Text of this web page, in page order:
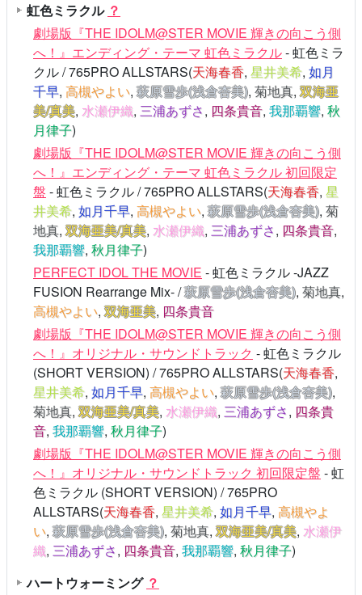
虹色ミラクル ？
劇場版『THE IDOLM@STER MOVIE 輝きの向こう側
へ！』エンディング・テーマ 虹色ミラクル- 虹色ミラ
クル / 765PRO ALLSTARS(天海春香, 星井美希, 如月
千早, 高槻やよい,萩原雪歩(浅倉杏美), 菊地真,双海亜
美/真美, 水瀬伊織, 三浦あずさ, 四条貴音, 我那覇響, 秋
月律子)
劇場版『THE IDOLM@STER MOVIE 輝きの向こう側
へ！』エンディング・テーマ 虹色ミラクル 初回限定
盤 - 虹色ミラクル / 765PRO ALLSTARS(天海春香, 星
井美希, 如月千早, 高槻やよい,萩原雪歩(浅倉杏美), 菊
地真,双海亜美/真美, 水瀬伊織, 三浦あずさ, 四条貴音,
我那覇響, 秋月律子)
PERFECT IDOL THE MOVIE - 虹色ミラクル -JAZZ
FUSION Rearrange Mix- /萩原雪歩(浅倉杏美), 菊地真,
高槻やよい,双海亜美, 四条貴音
劇場版『THE IDOLM@STER MOVIE 輝きの向こう側
へ！』オリジナル・サウンドトラック - 虹色ミラクル
(SHORT VERSION) / 765PRO ALLSTARS(天海春香,
星井美希, 如月千早, 高槻やよい,萩原雪歩(浅倉杏美),
菊地真,双海亜美/真美, 水瀬伊織, 三浦あずさ, 四条貴
音, 我那覇響, 秋月律子)
劇場版『THE IDOLM@STER MOVIE 輝きの向こう側
へ！』オリジナル・サウンドトラック 初回限定盤 - 虹
色ミラクル (SHORT VERSION) / 765PRO
ALLSTARS(天海春香, 星井美希, 如月千早, 高槻やよ
い,萩原雪歩(浅倉杏美), 菊地真,双海亜美/真美, 水瀬伊
織, 三浦あずさ, 四条貴音, 我那覇響, 秋月律子)
ハートウォーミング ？